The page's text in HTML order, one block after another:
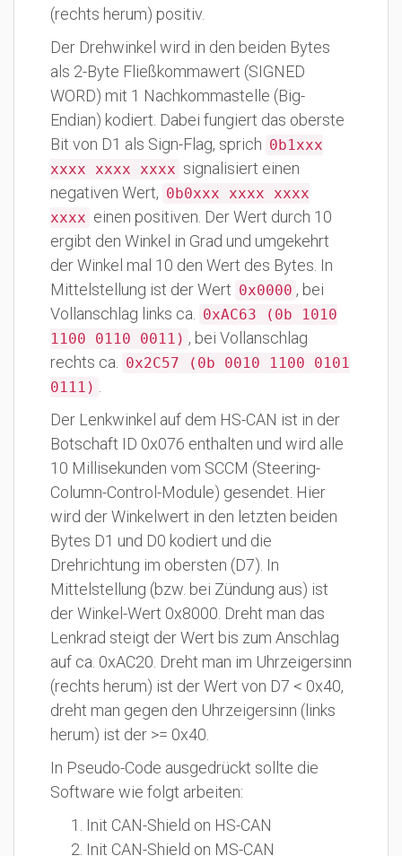
(rechts herum) positiv.
Der Drehwinkel wird in den beiden Bytes
als 2-Byte Fließkommawert (SIGNED
WORD) mit 1 Nachkommastelle (Big-
Endian) kodiert. Dabei fungiert das oberste
Bit von D1 als Sign-Flag, sprich 0b1xxx
xxxx xxxx xxxx signalisiert einen
negativen Wert, 0b0xxx xxxx xxxx
xxxx einen positiven. Der Wert durch 10
ergibt den Winkel in Grad und umgekehrt
der Winkel mal 10 den Wert des Bytes. In
Mittelstellung ist der Wert 0x0000 , bei
Vollanschlag links ca.
0xAC63 (0b 1010
1100 0110 0011) , bei Vollanschlag
rechts ca.
0x2C57 (0b 0010 1100 0101
0111)
Der Lenkwinkel auf dem HS-CAN ist in der
Botschaft ID 0x076 enthalten und wird alle
10 Millisekunden vom SCCM (Steering-
Column-Control-Module) gesendet. Hier
wird der Winkelwert in den letzten beiden
Bytes D1 und D0 kodiert und die
Drehrichtung im obersten (D7). In
Mittelstellung (bzw. bei Zündung aus) ist
der Winkel-Wert 0x8000. Dreht man das
Lenkrad steigt der Wert bis zum Anschlag
auf ca. 0xAC20. Dreht man im Uhrzeigersinn
(rechts herum) ist der Wert von D7 < 0x40,
dreht man gegen den Uhrzeigersinn (links
herum) ist der >= 0x40.
In Pseudo-Code ausgedrückt sollte die
Software wie folgt arbeiten:
Init CAN-Shield on HS-CAN
Init CAN-Shield on MS-CAN